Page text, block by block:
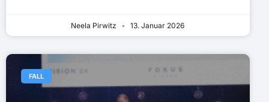
Neela Pirwitz 13. Januar 2026
FALL